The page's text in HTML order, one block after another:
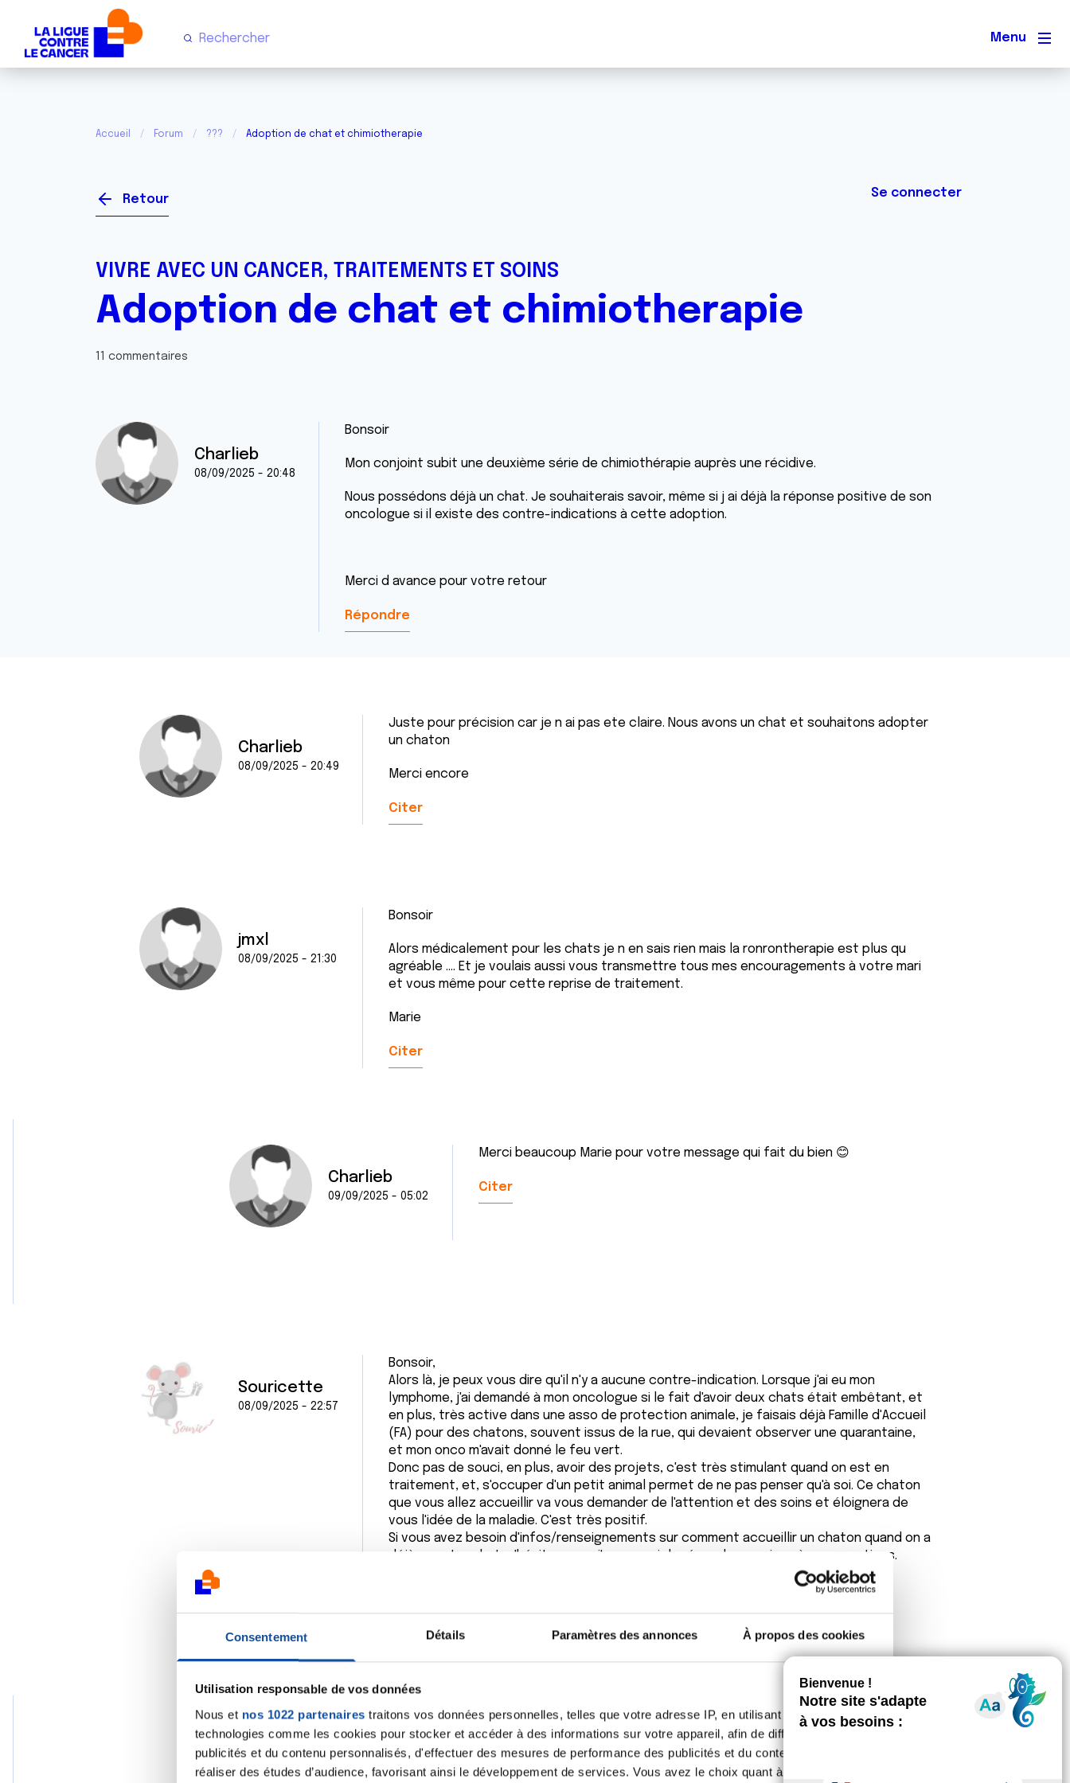
Consentement Détails Paramètres des annonces À propos des cookies
Utilisation responsable de vos données
Nous et nos 1022 partenaires traitons vos données personnelles, telles que votre adresse IP, en utilisant des
technologies comme les cookies pour stocker et accéder à des informations sur votre appareil, afin de diffuser des
publicités et du contenu personnalisés, d'effectuer des mesures de performance des publicités et du contenu, ainsi que de
réaliser des études d’audience, favorisant ainsi le développement de services. Vous avez le choix quant à l'utilisation de
Menu
Accueil Forum ??? Adoption de chat et chimiotherapie
Retour Se connecter
VIVRE AVEC UN CANCER, TRAITEMENTS ET SOINS
Adoption de chat et chimiotherapie
11 commentaires
Charlieb
08/09/2025 - 20:48
Bonsoir
Mon conjoint subit une deuxième série de chimiothérapie auprès une récidive.
Nous possédons déjà un chat. Je souhaiterais savoir, même si j ai déjà la réponse positive de son
oncologue si il existe des contre-indications à cette adoption.
Merci d avance pour votre retour
Répondre
Charlieb
08/09/2025 - 20:49
Juste pour précision car je n ai pas ete claire. Nous avons un chat et souhaitons adopter
un chaton
Merci encore
Citer
jmxl
08/09/2025 - 21:30
Bonsoir
Alors médicalement pour les chats je n en sais rien mais la ronrontherapie est plus qu
agréable …. Et je voulais aussi vous transmettre tous mes encouragements à votre mari
et vous même pour cette reprise de traitement.
Marie
Citer
Charlieb
09/09/2025 - 05:02
Merci beaucoup Marie pour votre message qui fait du bien 😊
Citer
Souricette
08/09/2025 - 22:57
Bonsoir,
Alors là, je peux vous dire qu'il n'y a aucune contre-indication. Lorsque j'ai eu mon
lymphome, j'ai demandé à mon oncologue si le fait d'avoir deux chats était embêtant, et
en plus, très active dans une asso de protection animale, je faisais déjà Famille d'Accueil
(FA) pour des chatons, souvent issus de la rue, qui devaient observer une quarantaine,
et mon onco m'avait donné le feu vert.
Donc pas de souci, en plus, avoir des projets, c'est très stimulant quand on est en
traitement, et, s'occuper d'un petit animal permet de ne pas penser qu'à soi. Ce chaton
que vous allez accueillir va vous demander de l'attention et des soins et éloignera de
vous l'idée de la maladie. C'est très positif.
Si vous avez besoin d'infos/renseignements sur comment accueillir un chaton quand on a
déjà un autre chat, n'hésitez pas : j'essayerai de répondre au mieux à vos questions.
Charlieb
09/09/2025 - 05:01
Bonjour
Merci bcp pour votre retour qui me rassure. J ai également demandé à l
oncologue de mon conjoint si cela posait souci pour sa sante elle m a